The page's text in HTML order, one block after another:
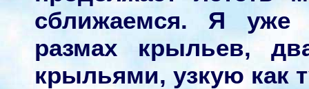
сближаемся. Я уже
размах крыльев,
крыльями, узкую как